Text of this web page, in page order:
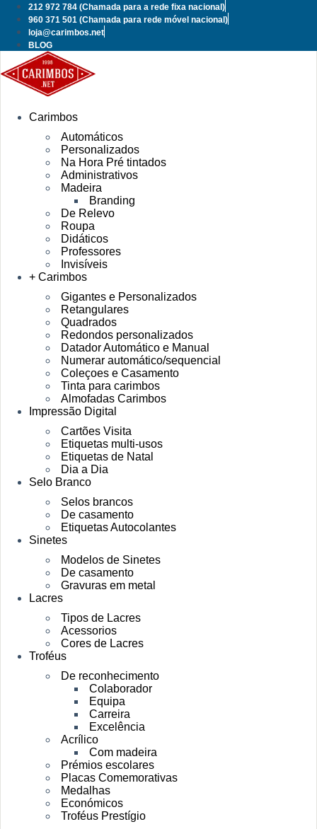
Pular
para
conteúdo
212 972 784 (Chamada para a rede fixa nacional)
960 371 501 (Chamada para rede móvel nacional)
loja@carimbos.net
BLOG
Carimbos
Automáticos
Personalizados
Na Hora Pré tintados
Administrativos
Madeira
Branding
De Relevo
Roupa
Didáticos
Professores
Invisíveis
+ Carimbos
Gigantes e Personalizados
Retangulares
Quadrados
Redondos personalizados
Datador Automático e Manual
Numerar automático/sequencial
Coleçoes e Casamento
Tinta para carimbos
Almofadas Carimbos
Impressão Digital
Cartões Visita
Etiquetas multi-usos
Etiquetas de Natal
Dia a Dia
Selo Branco
Selos brancos
De casamento
Etiquetas Autocolantes
Sinetes
Modelos de Sinetes
De casamento
Gravuras em metal
Lacres
Tipos de Lacres
Acessorios
Cores de Lacres
Troféus
De reconhecimento
Colaborador
Equipa
Carreira
Excelência
Acrílico
Com madeira
Prémios escolares
Placas Comemorativas
Medalhas
Económicos
Troféus Prestígio